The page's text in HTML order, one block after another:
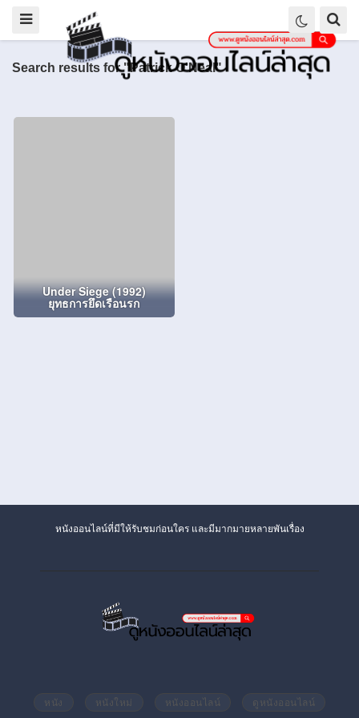
Search results for "Patrick O'Neal"
Under Siege (1992)
ยุทธการยึดเรือนรก
หนังออนไลน์ที่มีให้รับชมก่อนใคร และมีมากมายหลายพันเรื่อง
หนัง หนังใหม่ หนังออนไลน์ ดูหนังออนไลน์